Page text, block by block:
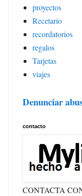
proyectos
Recetario
recordatorios
regalos
Tarjetas
viajes
Denunciar
contacto
CONTACTA